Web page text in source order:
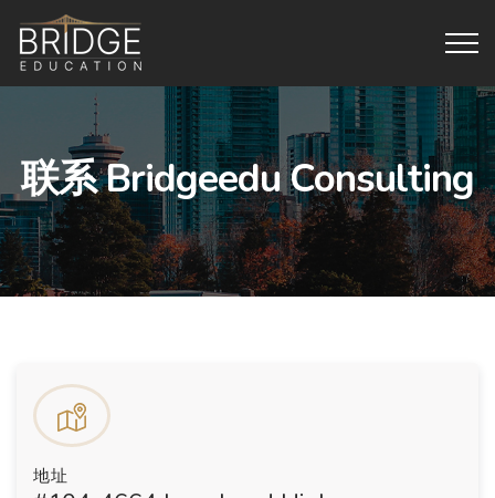
联系 Bridgeedu Consulting
地址